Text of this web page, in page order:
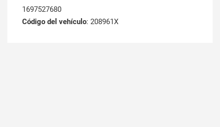
1697527680
Código del vehículo: 208961X